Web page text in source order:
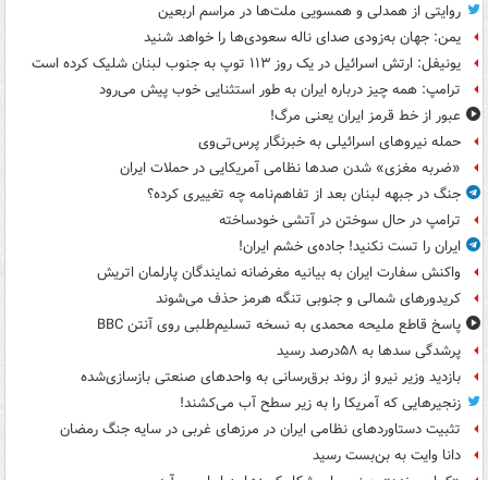
روایتی از همدلی و همسویی ملت‌ها در مراسم اربعین
یمن: جهان به‌زودی صدای ناله سعودی‌ها را خواهد شنید
یونیفل: ارتش اسرائیل در یک روز ۱۱۳ توپ به جنوب لبنان شلیک کرده است
ترامپ: همه چیز درباره ایران به طور استثنایی خوب پیش می‌رود
عبور از خط قرمز ایران یعنی مرگ!
حمله نیروهای اسرائیلی به خبرنگار پرس‌تی‌وی
«ضربه مغزی» شدن صدها نظامی آمریکایی در حملات ایران
جنگ در جبهه لبنان بعد از تفاهم‌نامه چه تغییری کرده؟
ترامپ در حال سوختن در آتشی خودساخته
ایران را تست نکنید! جاده‌ی خشم ایران!
واکنش سفارت ایران به بیانیه مغرضانه نمایندگان پارلمان اتریش
کریدورهای شمالی و جنوبی تنگه هرمز حذف می‌شوند
پاسخ قاطع ملیحه محمدی به نسخه تسلیم‌طلبی روی آنتن BBC
پرشدگی سدها به ۵۸درصد رسید
بازدید وزیر نیرو از روند برق‌رسانی به واحدهای صنعتی بازسازی‌شده
زنجیرهایی که آمریکا را به زیر سطح آب می‌کشند!
تثبیت دستاوردهای نظامی ایران در مرزهای غربی در سایه جنگ رمضان
دانا وایت به بن‌بست رسید